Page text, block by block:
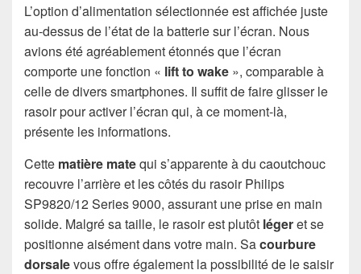
L’option d’alimentation sélectionnée est affichée juste
au-dessus de l’état de la batterie sur l’écran. Nous
avions été agréablement étonnés que l’écran
comporte une fonction « lift to wake », comparable à
celle de divers smartphones. Il suffit de faire glisser le
rasoir pour activer l’écran qui, à ce moment-là,
présente les informations.
Cette matière matequi s’apparente à du caoutchouc
recouvre l’arrière et les côtés du rasoir Philips
SP9820/12 Series 9000, assurant une prise en main
solide. Malgré sa taille, le rasoir est plutôt légeret se
positionne aisément dans votre main. Sacourbure
dorsalevous offre également la possibilité de le saisir